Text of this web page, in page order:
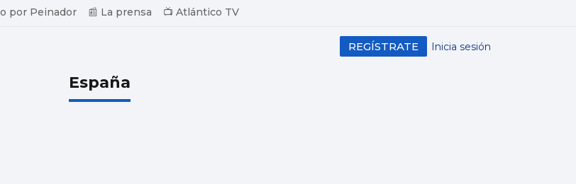
por Peinador 📰 La prensa 📺 Atlántico TV
Inicia sesión
REGÍSTRATE
España